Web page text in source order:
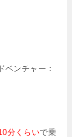
ンチャー：
分くらいで乗